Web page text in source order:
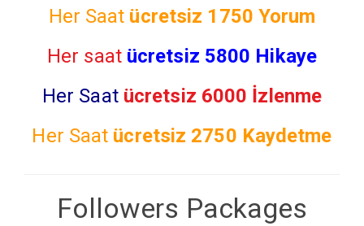
Her Saat ücretsiz 1750 Yorum
Her saat ücretsiz 5800 Hikaye
Her Saat ücretsiz 6000 İzlenme
Her Saat ücretsiz 2750 Kaydetme
Followers Packages